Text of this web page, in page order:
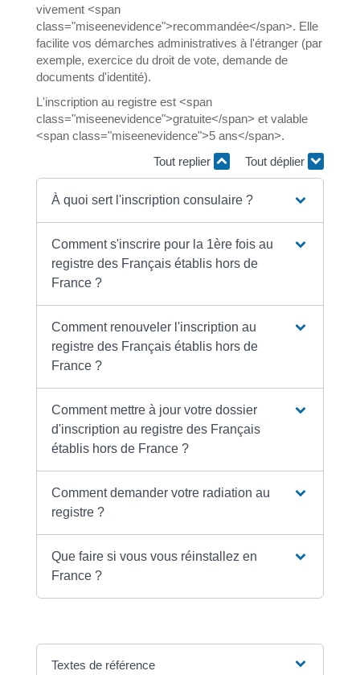
vivement <span
class="miseenevidence">recommandée</span>. Elle
facilite vos démarches administratives à l'étranger (par
exemple, exercice du droit de vote, demande de
documents d'identité).
L'inscription au registre est <span
class="miseenevidence">gratuite</span> et valable
<span class="miseenevidence">5 ans</span>.
Tout replier
Tout déplier
À quoi sert l'inscription consulaire ?
Comment s'inscrire pour la 1ère fois au
registre des Français établis hors de
France ?
Comment renouveler l'inscription au
registre des Français établis hors de
France ?
Comment mettre à jour votre dossier
d'inscription au registre des Français
établis hors de France ?
Comment demander votre radiation au
registre ?
Que faire si vous vous réinstallez en
France ?
Textes de référence